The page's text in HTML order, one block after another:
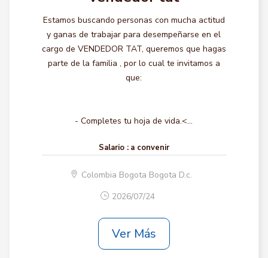
Estamos buscando personas con mucha actitud
y ganas de trabajar para desempeñarse en el
cargo de VENDEDOR TAT, queremos que hagas
parte de la familia , por lo cual te invitamos a
que:
- Completes tu hoja de vida.<...
Salario : a convenir
Colombia Bogota Bogota D.c.
2026/07/24
Ver Más